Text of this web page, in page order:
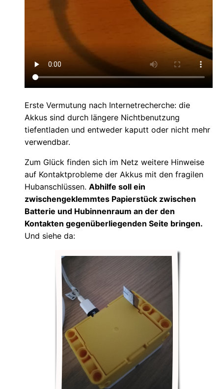
Erste Vermutung nach Internetrecherche: die
Akkus sind durch längere Nichtbenutzung
tiefentladen und entweder kaputt oder nicht mehr
verwendbar.
Zum Glück finden sich im Netz weitere Hinweise
auf Kontaktprobleme der Akkus mit den fragilen
Hubanschlüssen. Abhilfe soll ein
zwischengeklemmtes Papierstück zwischen
Batterie und Hubinnenraum an der den
Kontakten gegenüberliegenden Seite bringen.
Und siehe da: